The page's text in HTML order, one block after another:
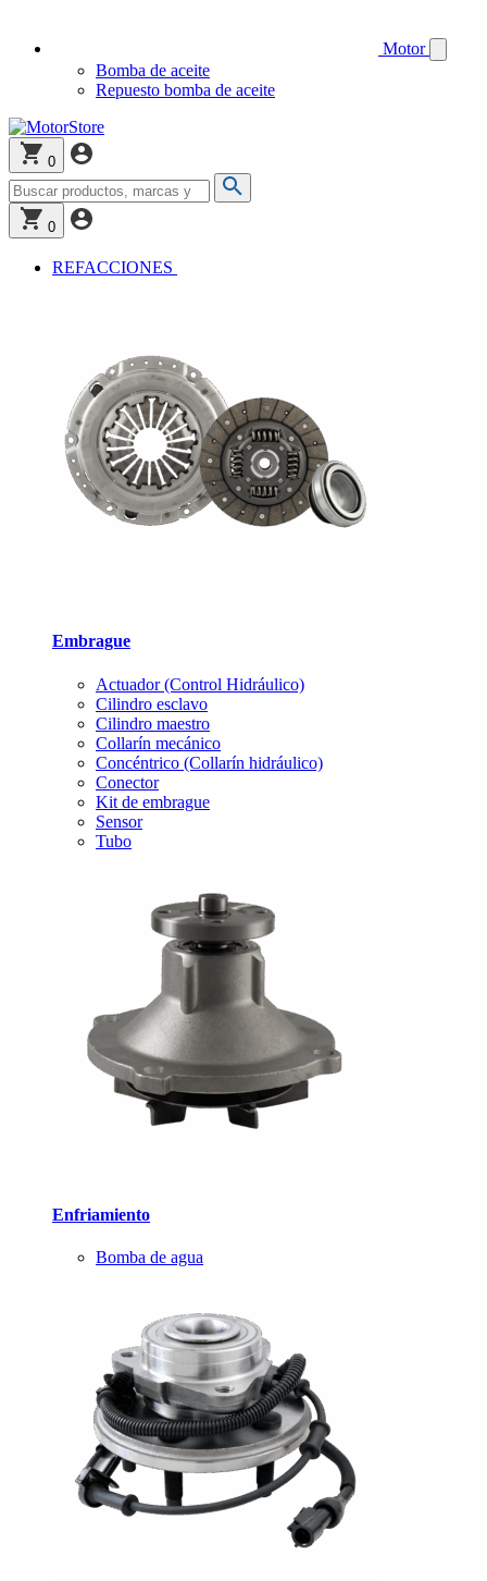
Motor
Bomba de aceite
Repuesto bomba de aceite
0
0
REFACCIONES
Embrague
Actuador (Control Hidráulico)
Cilindro esclavo
Cilindro maestro
Collarín mecánico
Concéntrico (Collarín hidráulico)
Conector
Kit de embrague
Sensor
Tubo
Enfriamiento
Bomba de agua